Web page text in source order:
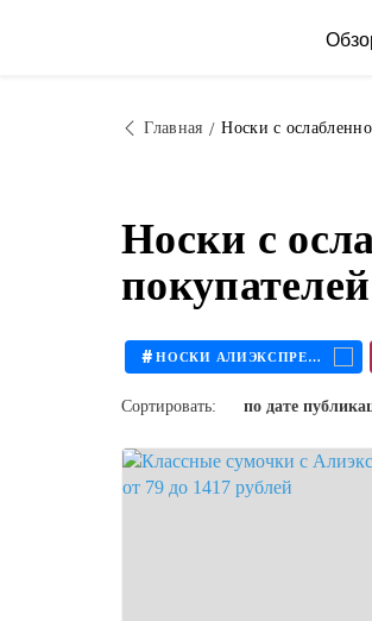
Главная Носки с
Носки с
покупателей
# НОСКИ АЛИЭКСПРЕСС
Сортировать: по дате